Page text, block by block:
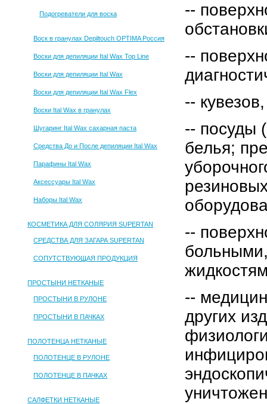
Подогреватели для воска
Воск в гранулах Depiltouch OPTIMA Россия
Воски для депиляции Ital Wax Top Line
Воски для депиляции Ital Wax
Воски для депиляции Ital Wax Flex
Воски Ital Wax в гранулах
Шугаринг Ital Wax сахарная паста
Средства До и После депиляции Ital Wax
Парафины Ital Wax
Аксессуары Ital Wax
Наборы Ital Wax
КОСМЕТИКА ДЛЯ СОЛЯРИЯ SUPERTAN
СРЕДСТВА ДЛЯ ЗАГАРА SUPERTAN
СОПУТСТВУЮЩАЯ ПРОДУКЦИЯ
ПРОСТЫНИ НЕТКАНЫЕ
ПРОСТЫНИ В РУЛОНЕ
ПРОСТЫНИ В ПАЧКАХ
ПОЛОТЕНЦА НЕТКАНЫЕ
ПОЛОТЕНЦЕ В РУЛОНЕ
ПОЛОТЕНЦЕ В ПАЧКАХ
САЛФЕТКИ НЕТКАНЫЕ
--
--
--
-- посуды
белья;
--
--
других